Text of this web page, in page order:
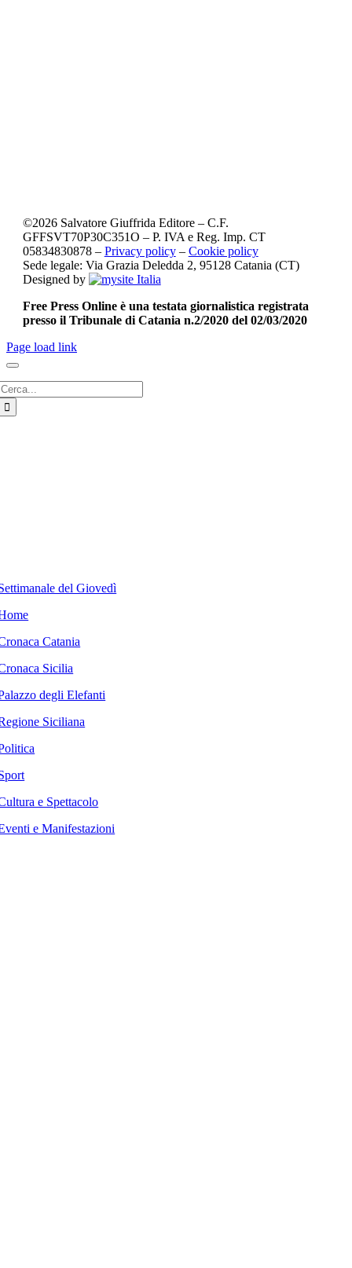
©2026Salvatore Giuffrida Editore – C.F.
GFFSVT70P30C351O – P. IVA e Reg. Imp. CT
05834830878 – Privacy policy– Cookie policy
Sede legale: Via Grazia Deledda 2, 95128 Catania (CT)
Designed by
Free Press Online è una testata giornalistica registrata
presso il Tribunale di Catania n.2/2020 del 02/03/2020
Page load link
del Giovedì
Catania
Sicilia
degli Elefanti
Siciliana
e Spettacolo
e Manifestazioni